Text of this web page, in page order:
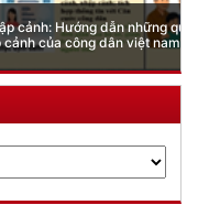
quy định mới trong lĩnh
nam từ ngày 01/7/2026